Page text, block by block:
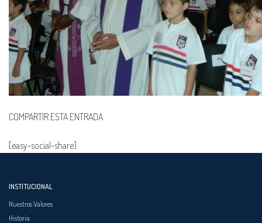
COMPARTIR ESTA ENTRADA
[easy-social-share]
INSTITUCIONAL
Nuestros Valores
Historia